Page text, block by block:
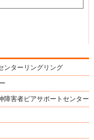
ンターリングリング
障害者ピアサポートセンター